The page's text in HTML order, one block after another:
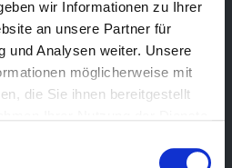
wir Informationen zu Ihrer
an unsere Partner für
und Analysen weiter. Unsere
möglicherweise mit
die Sie ihnen bereitgestellt
immer up-to-date, erhalte
Natürlich